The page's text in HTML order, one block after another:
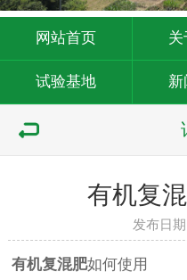
网站首页 关
试验基地 新
有机复
发布日
有机复混肥如何使用